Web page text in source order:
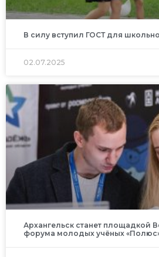
В силу вступил ГОСТ для
02.07.2025
Архангельск станет площадкой
форума молодых учёных